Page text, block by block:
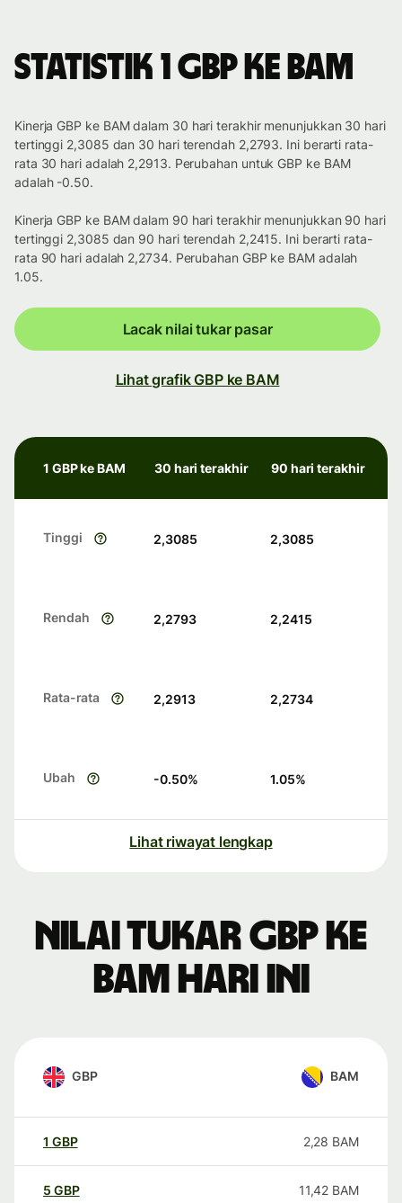
Statistik 1 GBP ke BAM
Kinerja GBP ke BAM dalam 30 hari terakhir menunjukkan 30 hari
tertinggi 2,3085 dan 30 hari terendah 2,2793. Ini berarti rata-
rata 30 hari adalah 2,2913. Perubahan untuk GBP ke BAM
adalah -0.50.
Kinerja GBP ke BAM dalam 90 hari terakhir menunjukkan 90 hari
tertinggi 2,3085 dan 90 hari terendah 2,2415. Ini berarti rata-
rata 90 hari adalah 2,2734. Perubahan GBP ke BAM adalah
1.05.
Lacak nilai tukar pasar
Lihat grafik GBP ke BAM
1 GBP ke BAM 30 hari terakhir 90 hari terakhir
Tinggi 2,3085 2,3085
Rendah 2,2793 2,2415
Rata-rata 2,2913 2,2734
Ubah -0.50% 1.05%
Lihat riwayat lengkap
Nilai tukar GBP ke
BAM hari ini
GBP BAM
1 GBP 2,28 BAM
5 GBP 11,42 BAM